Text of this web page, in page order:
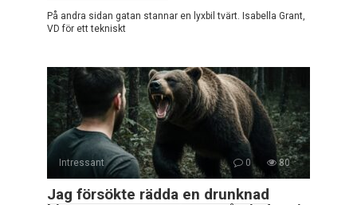
På andra sidan gatan stannar en lyxbil tvärt. Isabella Grant,
VD för ett tekniskt
Intressant 0 80
Jag försökte rädda en drunknad